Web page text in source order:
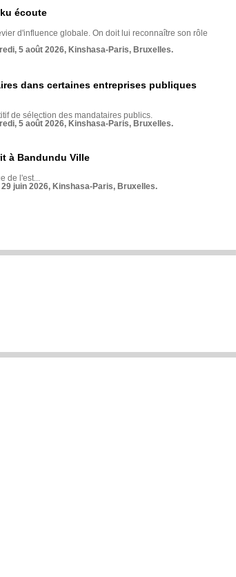
écoute
d'influence globale. On doit lui reconnaître son rôle
5 août 2026, Kinshasa-Paris, Bruxelles.
dans certaines entreprises publiques
de sélection des mandataires publics.
5 août 2026, Kinshasa-Paris, Bruxelles.
à Bandundu Ville
de l'est...
juin 2026, Kinshasa-Paris, Bruxelles.